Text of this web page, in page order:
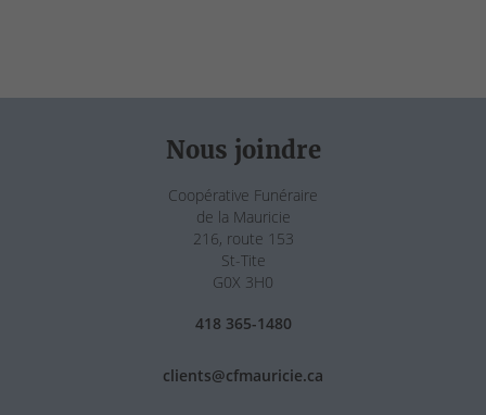
Nous joindre
Coopérative Funéraire
de la Mauricie
216, route 153
St-Tite
G0X 3H0
418 365-1480
clients@cfmauricie.ca